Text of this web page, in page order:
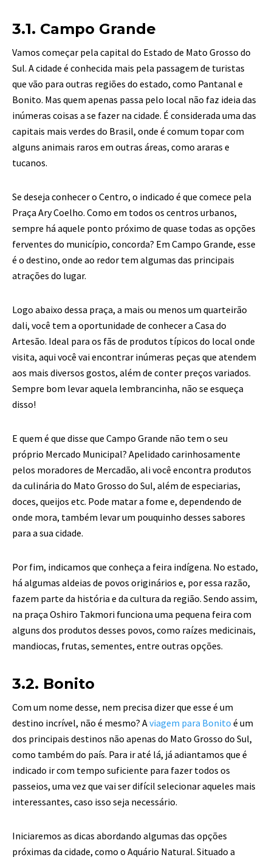
3.1. Campo Grande
Vamos começar pela capital do Estado de Mato Grosso do
Sul. A cidade é conhecida mais pela passagem de turistas
que vão para outras regiões do estado, como Pantanal e
Bonito. Mas quem apenas passa pelo local não faz ideia das
inúmeras coisas a se fazer na cidade. É considerada uma das
capitais mais verdes do Brasil, onde é comum topar com
alguns animais raros em outras áreas, como araras e
tucanos.
Se deseja conhecer o Centro, o indicado é que comece pela
Praça Ary Coelho. Como em todos os centros urbanos,
sempre há aquele ponto próximo de quase todas as opções
ferventes do município, concorda? Em Campo Grande, esse
é o destino, onde ao redor tem algumas das principais
atrações do lugar.
Logo abaixo dessa praça, a mais ou menos um quarteirão
dali, você tem a oportunidade de conhecer a Casa do
Artesão. Ideal para os fãs de produtos típicos do local onde
visita, aqui você vai encontrar inúmeras peças que atendem
aos mais diversos gostos, além de conter preços variados.
Sempre bom levar aquela lembrancinha, não se esqueça
disso!
E quem é que disse que Campo Grande não tem o seu
próprio Mercado Municipal? Apelidado carinhosamente
pelos moradores de Mercadão, ali você encontra produtos
da culinária do Mato Grosso do Sul, além de especiarias,
doces, queijos etc. Pode matar a fome e, dependendo de
onde mora, também levar um pouquinho desses sabores
para a sua cidade.
Por fim, indicamos que conheça a feira indígena. No estado,
há algumas aldeias de povos originários e, por essa razão,
fazem parte da história e da cultura da região. Sendo assim,
na praça Oshiro Takmori funciona uma pequena feira com
alguns dos produtos desses povos, como raízes medicinais,
mandiocas, frutas, sementes, entre outras opções.
3.2. Bonito
Com um nome desse, nem precisa dizer que esse é um
destino incrível, não é mesmo? Aviagem para Bonito é um
dos principais destinos não apenas do Mato Grosso do Sul,
como também do país. Para ir até lá, já adiantamos que é
indicado ir com tempo suficiente para fazer todos os
passeios, uma vez que vai ser difícil selecionar aqueles mais
interessantes, caso isso seja necessário.
Iniciaremos as dicas abordando algumas das opções
próximas da cidade, como o Aquário Natural. Situado a